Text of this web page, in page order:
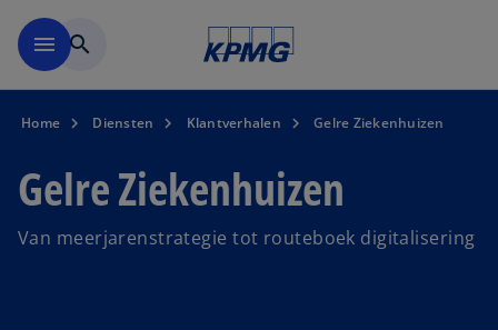
menu search
Home Diensten Klantverhalen Gelre Ziekenhuizen
Gelre Ziekenhuizen
Van meerjarenstrategie tot routeboek digitalisering